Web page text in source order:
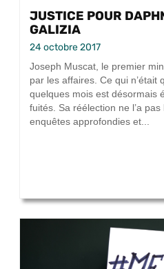
JUSTICE POUR
GALIZIA
24 octobre 2017
Joseph Muscat, le premier
par les affaires. Ce qui n’était
quelques mois est désormais
fuités. Sa réélection ne l’a
enquêtes approfondies et...